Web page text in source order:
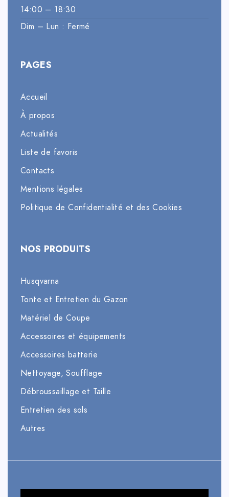
14:00 – 18:30
Dim – Lun : Fermé
PAGES
Accueil
À propos
Actualités
Liste de favoris
Contacts
Mentions légales
Politique de Confidentialité et des Cookies
NOS PRODUITS
Husqvarna
Tonte et Entretien du Gazon
Matériel de Coupe
Accessoires et équipements
Accessoires batterie
Nettoyage, Soufflage
Débroussaillage et Taille
Entretien des sols
Autres